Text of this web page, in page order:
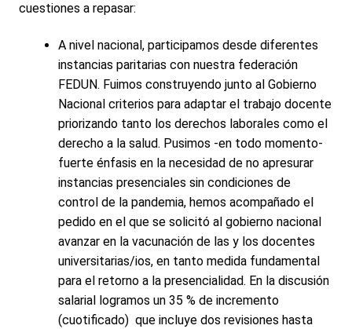
cuestiones a repasar:
A nivel nacional, participamos desde diferentes
instancias paritarias con nuestra federación
FEDUN. Fuimos construyendo junto al Gobierno
Nacional criterios para adaptar el trabajo docente
priorizando tanto los derechos laborales como el
derecho a la salud. Pusimos -en todo momento-
fuerte énfasis en la necesidad de no apresurar
instancias presenciales sin condiciones de
control de la pandemia, hemos acompañado el
pedido en el que se solicitó al gobierno nacional
avanzar en la vacunación de las y los docentes
universitarias/ios, en tanto medida fundamental
para el retorno a la presencialidad. En la discusión
salarial logramos un 35 % de incremento
(cuotificado) que incluye dos revisiones hasta